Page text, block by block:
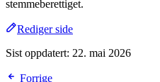
stemmeberettiget.
Rediger side
Sist oppdatert: 22. mai 2026
Forrige